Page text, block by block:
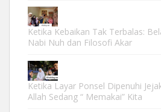
Ketika Kebaikan Tak Terbalas:
Nabi Nuh dan Filosofi Akar
Ketika Layar Ponsel Dipenuhi
Allah Sedang “ Memakai” Kita